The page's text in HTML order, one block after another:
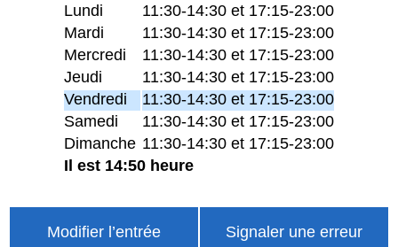
Lundi
11:30-14:30 et 17:15-23:00
Mardi
11:30-14:30 et 17:15-23:00
Mercredi
11:30-14:30 et 17:15-23:00
Jeudi
11:30-14:30 et 17:15-23:00
Vendredi
11:30-14:30 et 17:15-23:00
Samedi
11:30-14:30 et 17:15-23:00
Dimanche 11:30-14:30 et 17:15-23:00
Il est 14:50 heure
Modifier l’entrée Signaler une erreur